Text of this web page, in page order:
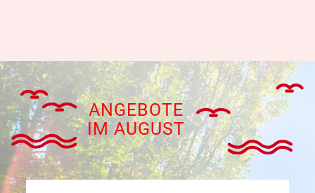
ANGEBOTE
IM AUGUST